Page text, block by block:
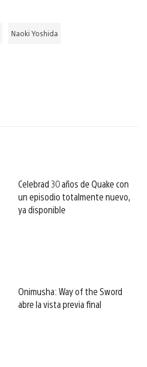
Naoki Yoshida
Celebrad 30 años de Quake con
un episodio totalmente nuevo,
ya disponible
Onimusha: Way of the Sword
abre la vista previa final